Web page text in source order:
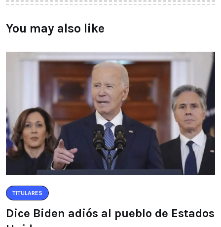
You may also like
TITULARES
Dice Biden adiós al pueblo de Estados